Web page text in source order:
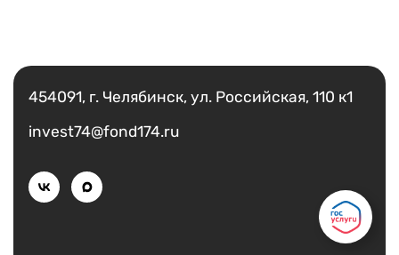
454091, г. Челябинск, ул. Российская, 110 к1
invest74@fond174.ru